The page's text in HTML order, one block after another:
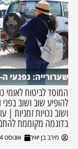
שערורייה: נפגעי ה-7 לאוקטובר ממשיכים להיפגע
להופיע שוב ושוב
ושוב נכויות זמניות
בדוגמה מקוממת
מירב בן יאיר אוגוסט 4, 2026